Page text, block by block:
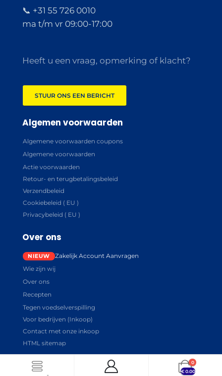
📞 +31 55 726 0010
ma t/m vr 09:00-17:00
Heeft u een vraag, opmerking of klacht?
STUUR ONS EEN BERICHT
Algemen voorwaarden
Algemene voorwaarden coupons
Algemene voorwaarden
Actie voorwaarden
Retour- en terugbetalingsbeleid
Verzendbeleid
Cookiebeleid ( EU )
Privacybeleid ( EU )
Over ons
Zakelijk Account Aanvragen
Wie zijn wij
Over ons
Recepten
Tegen voedselverspilling
Voor bedrijven (Inkoop)
Contact met onze inkoop
HTML sitemap
0
€0.00